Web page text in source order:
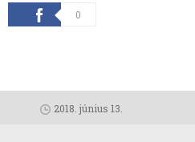
0
2018. június 13.